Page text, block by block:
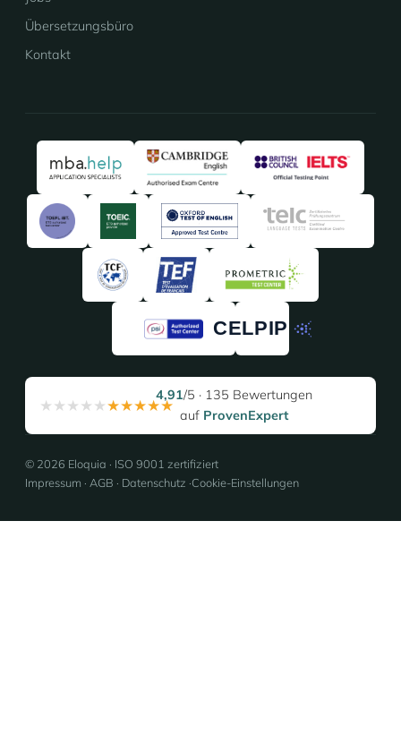
Übersetzungsbüro
Kontakt
★★★★★★★★★★
4,91/5 · 135 Bewertungen
auf ProvenExpert
© 2026 Eloquia · ISO 9001 zertifiziert
Impressum · AGB · Datenschutz ·Cookie-Einstellungen